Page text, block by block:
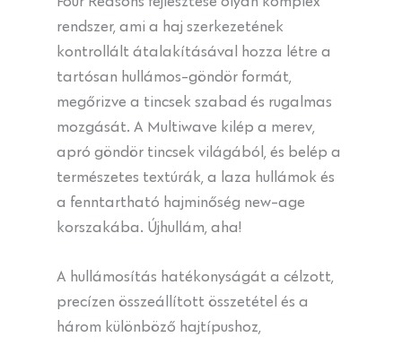
rendszer, ami a haj szerkezetének
kontrollált átalakításával hozza létre a
tartósan hullámos-göndör formát,
megőrizve a tincsek szabad és rugalmas
mozgását. A Multiwave kilép a merev,
apró göndör tincsek világából, és belép a
természetes textúrák, a laza hullámok és
a fenntartható hajminőség new-age
korszakába. Újhullám, aha!
A hullámosítás hatékonyságát a célzott,
precízen összeállított összetétel és a
három különböző hajtípushoz,